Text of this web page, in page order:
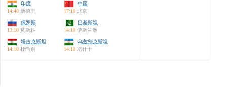
印度
14:40 新德里
中国
17:10 北京
俄罗斯
13:10 莫斯科
巴基斯坦
14:10 伊斯兰堡
塔吉克斯坦
14:10 杜尚别
乌兹别克斯坦
14:10 塔什干